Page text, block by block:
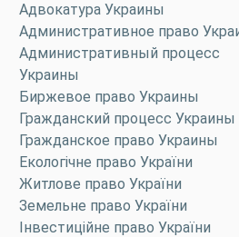
Адвокатура Украины
Административное право
Административный процесс
Украины
Биржевое право Украины
Гражданский процесс Украины
Гражданское право Украины
Екологічне право України
Житлове право України
Земельне право України
Інвестиційне право України